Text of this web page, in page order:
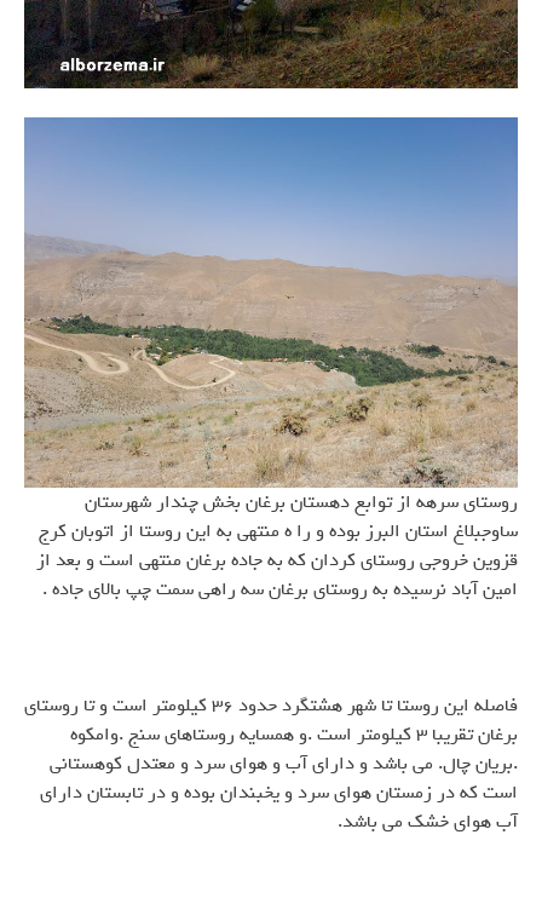
روستای سرهه از توابع دهستان برغان بخش چندار شهرستان
ساوجبلاغ استان البرز بوده و را ه منتهی به این روستا از اتوبان کرج
قزوین خروجی روستای کردان که به جاده برغان منتهی است و بعد از
امین آباد نرسیده به روستای برغان سه راهی سمت چپ بالای جاده .
فاصله این روستا تا شهر هشتگرد حدود ۳۶ کیلومتر است و تا روستای
برغان تقریبا ۳ کیلومتر است .و همسایه روستاهای سنج .وامکوه
.بریان چال. می باشد و دارای آب و هوای سرد و معتدل کوهستانی
است که در زمستان هوای سرد و یخبندان بوده و در تابستان دارای
آب هوای خشک می باشد.